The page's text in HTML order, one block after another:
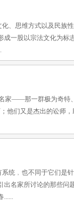
、思维方式以及民族
成一股以宗法文化为
家——那一群极为奇特
他们又是杰出的讼师
统﹐也不同于它们是
名家所讨论的那些
......